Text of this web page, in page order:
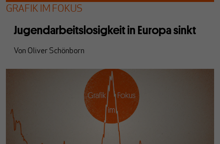
GRAFIK IM FOKUS
Jugendarbeitslosigkeit in Europa sinkt
Von Oliver Schönborn